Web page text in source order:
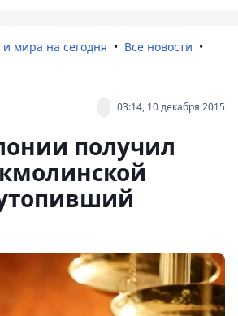
и мира на сегодня
Все новости
03:14, 10 декабря 2015
получил